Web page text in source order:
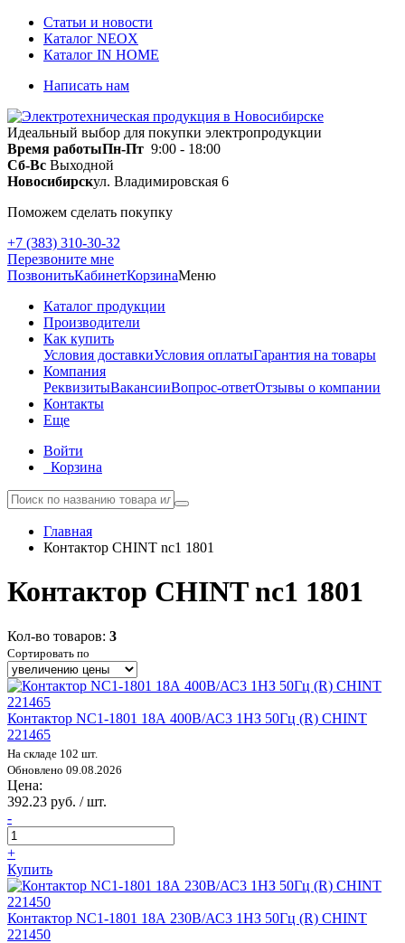
Статьи и новости
Каталог NEOX
Каталог IN HOME
Написать нам
Идеальный выбор для покупки электропродукции
Время работыПн-Пт 9:00 - 18:00
Сб-Вс Выходной
Новосибирскул. Владимировская 6
Поможем сделать покупку
+7 (383) 310-30-32
Перезвоните мне
ПозвонитьКабинетКорзинаМеню
Каталог продукции
Производители
Как купить
Условия доставкиУсловия оплатыГарантия на товары
Компания
РеквизитыВакансииВопрос-ответОтзывы о компании
Контакты
Еще
Войти
Корзина
Главная
Контактор CHINT nc1 1801
Контактор CHINT nc1 1801
Кол-во товаров: 3
Сортировать по
Контактор NC1-1801 18А 400В/АС3 1НЗ 50Гц (R) CHINT
221465
На складе 102 шт.
Обновлено 09.08.2026
Цена:
392.23 руб. / шт.
-
+
Купить
Контактор NC1-1801 18А 230В/АС3 1НЗ 50Гц (R) CHINT
221450